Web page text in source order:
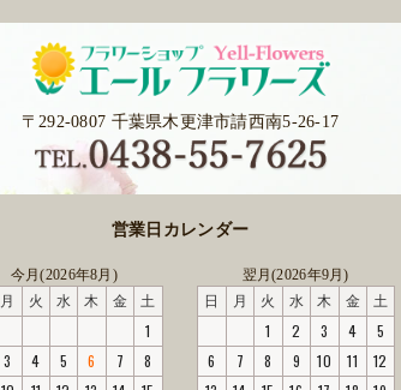
〒292-0807 千葉県木更津市請西南5-26-17
営業日カレンダー
今月(2026年8月)
月 火 水 木 金 土
1
3 4 5 6 7
8
翌月(2026年9月)
日
月 火 水 木 金 土
1 2 3 4
5
6
7 8 9 10 11
12